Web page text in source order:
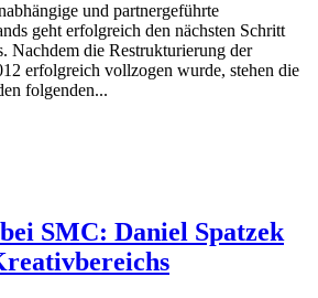
und partnergeführte
geht erfolgreich den nächsten Schritt
Nachdem die Restrukturierung der
erfolgreich vollzogen wurde, stehen die
folgenden...
SMC: Daniel Spatzek